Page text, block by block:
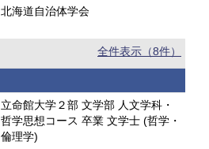
北海道自治体学会
全件表示（8件）
立命館大学２部 文学部 人文学科・
哲学思想コース 卒業 文学士 (哲学・
倫理学)